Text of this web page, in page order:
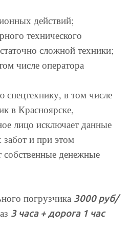
действий;
технического
сложной техники;
числе оператора
в том числе
в Красноярске,
лицо исключает данные
забот и при этом
собственные денежные
погрузчика 3000 руб/
3 часа + дорога 1 час